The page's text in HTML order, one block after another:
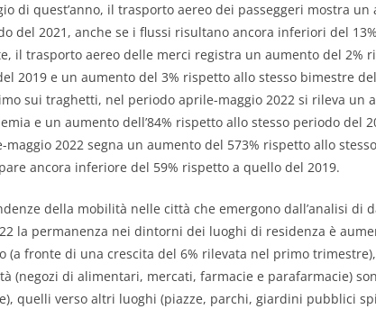
di quest’anno, il trasporto aereo dei passeggeri mostra un
del 2021, anche se i flussi risultano ancora inferiori del
il trasporto aereo delle merci registra un aumento del 2%
2019 e un aumento del 3% rispetto allo stesso bimestre
sui traghetti, nel periodo aprile-maggio 2022 si rileva un
e un aumento dell’84% rispetto allo stesso periodo del
2022 segna un aumento del 573% rispetto allo
ancora inferiore del 59% rispetto a quello del 2019.
della mobilità nelle città che emergono dall’analisi di
la permanenza nei dintorni dei luoghi di residenza è
(a fronte di una crescita del 6% rilevata nel primo
(negozi di alimentari, mercati, farmacie e parafarmacie)
quelli verso altri luoghi (piazze, parchi, giardini pubblici